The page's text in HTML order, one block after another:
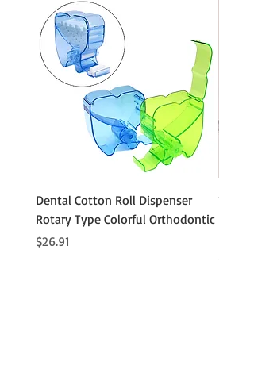
Dental Cotton Roll Dispenser
Rotary Type Colorful Orthodontic
価格
$26.91